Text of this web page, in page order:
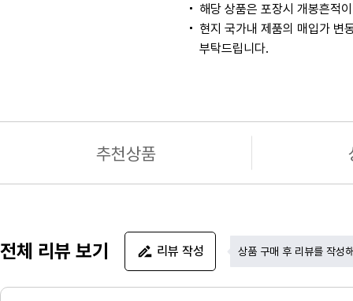
해당 상품은 포장시 개봉흔적
현지 국가내 제품의 매입가 변
부탁드립니다.
추천상품
전체 리뷰 보기 리뷰 작성 상품 구매 후 리뷰를 작성